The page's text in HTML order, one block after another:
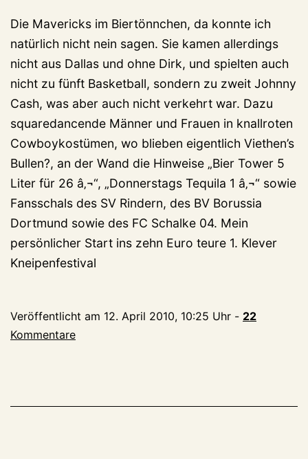
Die Mavericks im Biertönnchen, da konnte ich
natürlich nicht nein sagen. Sie kamen allerdings
nicht aus Dallas und ohne Dirk, und spielten auch
nicht zu fünft Basketball, sondern zu zweit Johnny
Cash, was aber auch nicht verkehrt war. Dazu
squaredancende Männer und Frauen in knallroten
Cowboykostümen, wo blieben eigentlich Viethen’s
Bullen?, an der Wand die Hinweise „Bier Tower 5
Liter für 26 â‚¬“, „Donnerstags Tequila 1 â‚¬“ sowie
Fansschals des SV Rindern, des BV Borussia
Dortmund sowie des FC Schalke 04. Mein
persönlicher Start ins zehn Euro teure 1. Klever
Kneipenfestival
Veröffentlicht am 12. April 2010, 10:25 Uhr - 22
Kommentare